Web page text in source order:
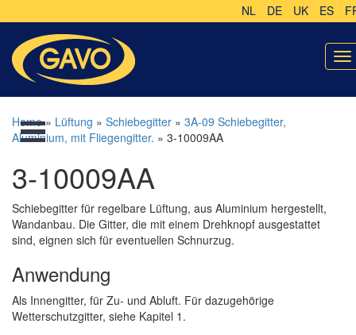
NL DE UK ES
Home» Lüftung » Schiebegitter » 3A-09 Schiebegitter,
Aluminium, mit Fliegengitter. » 3-10009AA
3-10009AA
Schiebegitter für regelbare Lüftung, aus Aluminium hergestellt,
Wandanbau. Die Gitter, die mit einem Drehknopf ausgestattet
sind, eignen sich für eventuellen Schnurzug.
Anwendung
Als Innengitter, für Zu- und Abluft. Für dazugehörige
Wetterschutzgitter, siehe Kapitel 1.